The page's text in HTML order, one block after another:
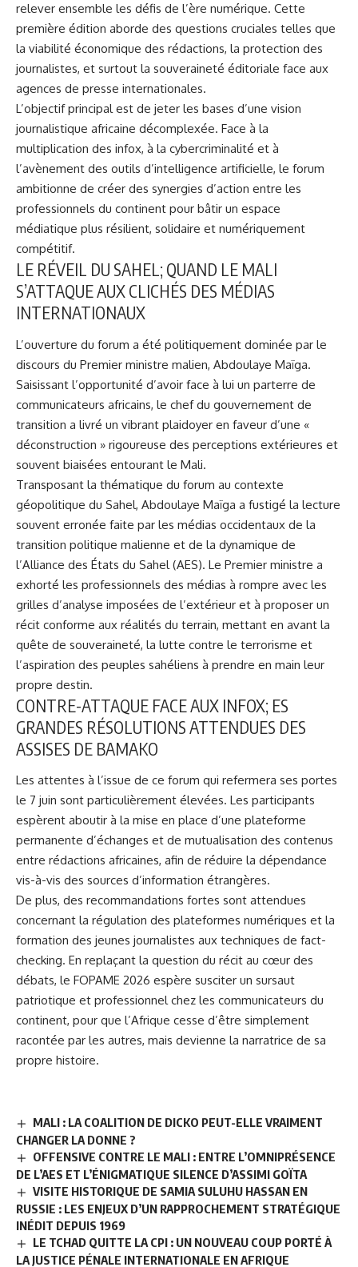
relever ensemble les défis de l’ère numérique. Cette
première édition aborde des questions cruciales telles que
la viabilité économique des rédactions, la protection des
journalistes, et surtout la souveraineté éditoriale face aux
agences de presse internationales.
L’objectif principal est de jeter les bases d’une vision
journalistique africaine décomplexée. Face à la
multiplication des infox, à la cybercriminalité et à
l’avènement des outils d’intelligence artificielle, le forum
ambitionne de créer des synergies d’action entre les
professionnels du continent pour bâtir un espace
médiatique plus résilient, solidaire et numériquement
compétitif.
LE RÉVEIL DU SAHEL; QUAND LE MALI
S’ATTAQUE AUX CLICHÉS DES MÉDIAS
INTERNATIONAUX
L’ouverture du forum a été politiquement dominée par le
discours du Premier ministre malien, Abdoulaye Maïga.
Saisissant l’opportunité d’avoir face à lui un parterre de
communicateurs africains, le chef du gouvernement de
transition a livré un vibrant plaidoyer en faveur d’une «
déconstruction » rigoureuse des perceptions extérieures et
souvent biaisées entourant le Mali.
Transposant la thématique du forum au contexte
géopolitique du Sahel, Abdoulaye Maïga a fustigé la lecture
souvent erronée faite par les médias occidentaux de la
transition politique malienne et de la dynamique de
l’Alliance des États du Sahel (AES). Le Premier ministre a
exhorté les professionnels des médias à rompre avec les
grilles d’analyse imposées de l’extérieur et à proposer un
récit conforme aux réalités du terrain, mettant en avant la
quête de souveraineté, la lutte contre le terrorisme et
l’aspiration des peuples sahéliens à prendre en main leur
propre destin.
CONTRE-ATTAQUE FACE AUX INFOX; ES
GRANDES RÉSOLUTIONS ATTENDUES DES
ASSISES DE BAMAKO
Les attentes à l’issue de ce forum qui refermera ses portes
le 7 juin sont particulièrement élevées. Les participants
espèrent aboutir à la mise en place d’une plateforme
permanente d’échanges et de mutualisation des contenus
entre rédactions africaines, afin de réduire la dépendance
vis-à-vis des sources d’information étrangères.
De plus, des recommandations fortes sont attendues
concernant la régulation des plateformes numériques et la
formation des jeunes journalistes aux techniques de fact-
checking. En replaçant la question du récit au cœur des
débats, le FOPAME 2026 espère susciter un sursaut
patriotique et professionnel chez les communicateurs du
continent, pour que l’Afrique cesse d’être simplement
racontée par les autres, mais devienne la narratrice de sa
propre histoire.
MALI : LA COALITION DE DICKO PEUT-ELLE VRAIMENT
CHANGER LA DONNE ?
OFFENSIVE CONTRE LE MALI : ENTRE L’OMNIPRÉSENCE
DE L’AES ET L’ÉNIGMATIQUE SILENCE D’ASSIMI GOÏTA
VISITE HISTORIQUE DE SAMIA SULUHU HASSAN EN
RUSSIE : LES ENJEUX D’UN RAPPROCHEMENT STRATÉGIQUE
INÉDIT DEPUIS 1969
LE TCHAD QUITTE LA CPI : UN NOUVEAU COUP PORTÉ À
LA JUSTICE PÉNALE INTERNATIONALE EN AFRIQUE